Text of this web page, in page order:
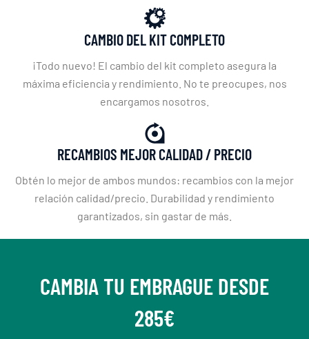
CAMBIO DEL KIT COMPLETO
¡Todo nuevo! El cambio del kit completo asegura la
máxima eficiencia y rendimiento. No te preocupes, nos
encargamos nosotros.
RECAMBIOS MEJOR CALIDAD / PRECIO
Obtén lo mejor de ambos mundos: recambios con la mejor
relación calidad/precio. Durabilidad y rendimiento
garantizados, sin gastar de más.
CAMBIA TU EMBRAGUE DESDE
285€